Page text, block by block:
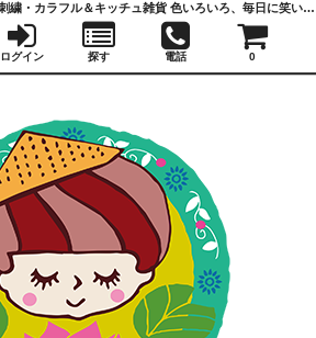
ベトナム雑貨 笑福Lotus | 蓮・刺繍・カラフル＆キッチュ雑貨 色いろいろ、毎日に笑いと福を
ログイン 探す 電話 0